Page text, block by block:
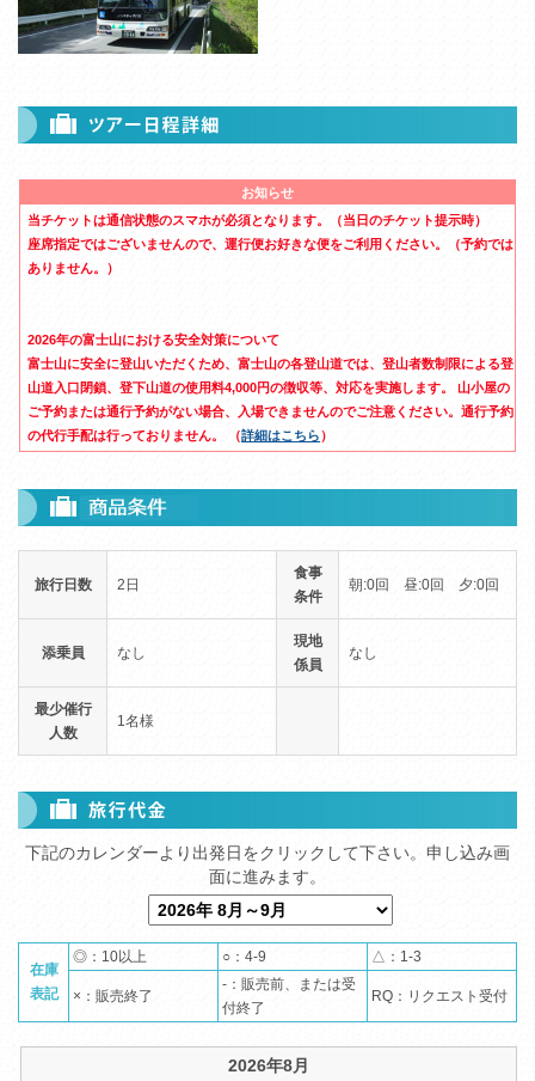
お知らせ
当チケットは通信状態のスマホが必須となります。（当日のチケット提示時）
座席指定ではございませんので、運行便お好きな便をご利用ください。（予約では
ありません。）
2026年の富士山における安全対策について
富士山に安全に登山いただくため、富士山の各登山道では、登山者数制限による登
山道入口閉鎖、登下山道の使用料4,000円の徴収等、対応を実施します。 山小屋の
ご予約または通行予約がない場合、入場できませんのでご注意ください。通行予約
の代行手配は行っておりません。 （詳細はこちら）
旅行日数 2日
食事
条件
朝:0回 昼:0回 夕:0回
添乗員 なし
現地
係員
なし
最少催行
人数
1名様
在庫
表記
◎：10以上 ○：4-9 △：1-3
×：販売終了
-：販売前、または受
付終了
RQ：リクエスト受付
2026年8月